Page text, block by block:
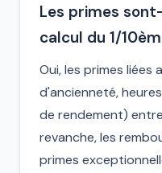
Les primes
calcul du 1/
Oui, les primes liées
d'ancienneté,
de rendement)
revanche, les
primes